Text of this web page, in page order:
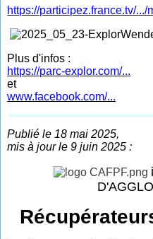
https://participez.france.tv/
Plus d'infos :
https://parc-explor.com/...
et
www.facebook.com/...
Publié le 18 mai 2025,
mis à jour le 9 juin 2025 :